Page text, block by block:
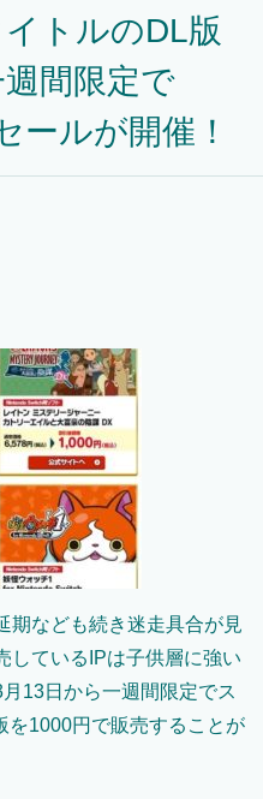
トルのDL版
間限定で
ールが開催！
期なども続き迷走具合が見
しているIPは子供層に強い
13日から一週間限定でス
を1000円で販売することが